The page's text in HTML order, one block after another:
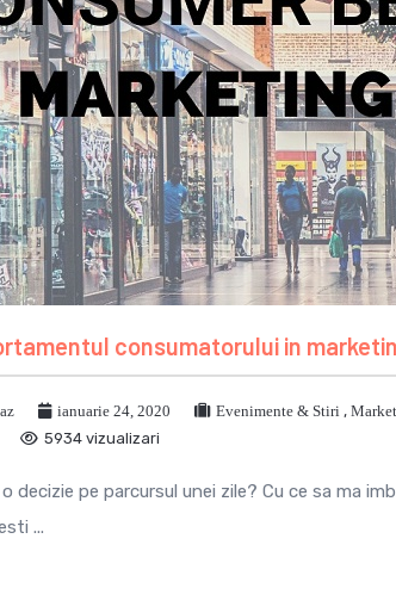
consumatorului in
ianuarie 24, 2020 Evenimente & Stiri ,
5934 vizualizari
decizie pe parcursul unei zile? Cu ce sa ma
...